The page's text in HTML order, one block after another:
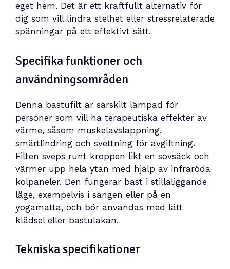
eget hem. Det är ett kraftfullt alternativ för
dig som vill lindra stelhet eller stressrelaterade
spänningar på ett effektivt sätt.
Specifika funktioner och
användningsområden
Denna bastufilt är särskilt lämpad för
personer som vill ha terapeutiska effekter av
värme, såsom muskelavslappning,
smärtlindring och svettning för avgiftning.
Filten sveps runt kroppen likt en sovsäck och
värmer upp hela ytan med hjälp av infraröda
kolpaneler. Den fungerar bäst i stillaliggande
läge, exempelvis i sängen eller på en
yogamatta, och bör användas med lätt
klädsel eller bastulakan.
Tekniska specifikationer